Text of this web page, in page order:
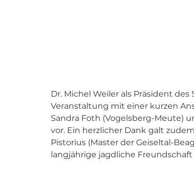
Dr. Michel Weiler als Präsident
Veranstaltung mit einer kurzen
Sandra Foth (Vogelsberg-Meute)
vor. Ein herzlicher Dank galt
Pistorius (Master der Geiseltal-
langjährige jagdliche